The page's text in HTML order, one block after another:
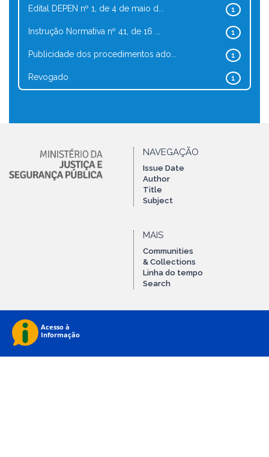
1
Edital DEPEN nº 1, de 4 de maio d...
1
Instrução Normativa nº 41, de 16 ...
1
Publicidade dos procedimentos ado...
1
Revogado
NAVEGAÇÃO
Issue Date
Author
Title
Subject
MAIS
Communities
& Collections
Linha do tempo
Search